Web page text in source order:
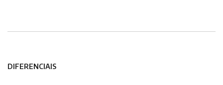
DIFERENCIAIS